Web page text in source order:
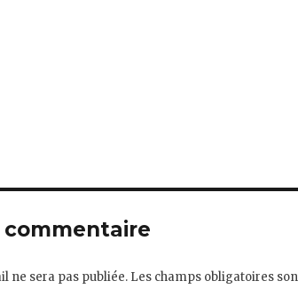
commentaire
ne sera pas publiée. Les champs obligatoires